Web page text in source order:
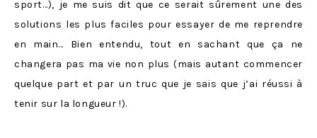
sport…), je me suis dit que ce serait sûrement une des
solutions les plus faciles pour essayer de me reprendre
en main… Bien entendu, tout en sachant que ça ne
changera pas ma vie non plus (mais autant commencer
quelque part et par un truc que je sais que j’ai réussi à
tenir sur la longueur !).